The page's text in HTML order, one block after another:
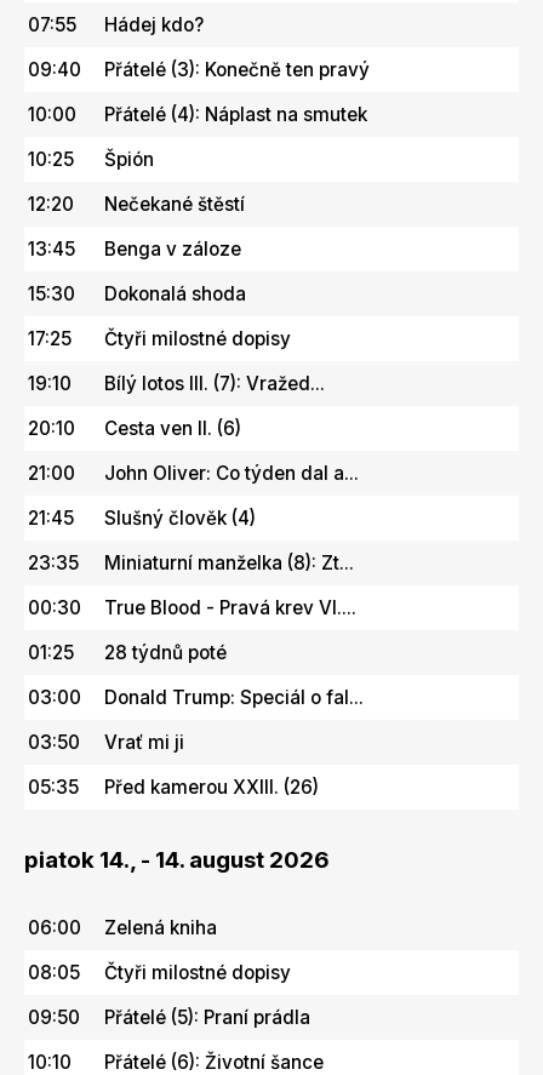
07:55
Hádej kdo?
09:40
Přátelé (3): Konečně ten pravý
10:00
Přátelé (4): Náplast na smutek
10:25
Špión
12:20
Nečekané štěstí
13:45
Benga v záloze
15:30
Dokonalá shoda
17:25
Čtyři milostné dopisy
19:10
Bílý lotos III. (7): Vražed...
20:10
Cesta ven II. (6)
21:00
John Oliver: Co týden dal a...
21:45
Slušný člověk (4)
23:35
Miniaturní manželka (8): Zt...
00:30
True Blood - Pravá krev VI....
01:25
28 týdnů poté
03:00
Donald Trump: Speciál o fal...
03:50
Vrať mi ji
05:35
Před kamerou XXIII. (26)
piatok 14., - 14. august 2026
06:00
Zelená kniha
08:05
Čtyři milostné dopisy
09:50
Přátelé (5): Praní prádla
10:10
Přátelé (6): Životní šance